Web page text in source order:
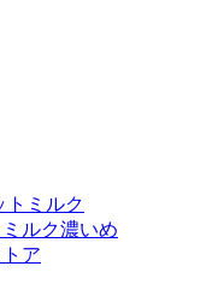
トミルク
ルク濃いめ
ア